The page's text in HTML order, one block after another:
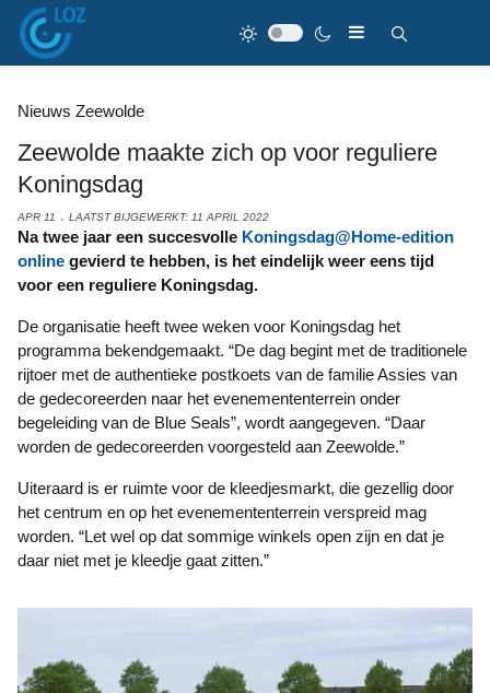
Nieuws Zeewolde
Zeewolde maakte zich op voor reguliere
Koningsdag
APR 11 LAATST BIJGEWERKT: 11 APRIL 2022
Na twee jaar een succesvolle Koningsdag@Home-edition
online gevierd te hebben, is het eindelijk weer eens tijd
voor een reguliere Koningsdag.
De organisatie heeft twee weken voor Koningsdag het
programma bekendgemaakt. “De dag begint met de traditionele
rijtoer met de authentieke postkoets van de familie Assies van
de gedecoreerden naar het evenemententerrein onder
begeleiding van de Blue Seals”, wordt aangegeven. “Daar
worden de gedecoreerden voorgesteld aan Zeewolde.”
Uiteraard is er ruimte voor de kleedjesmarkt, die gezellig door
het centrum en op het evenemententerrein verspreid mag
worden. “Let wel op dat sommige winkels open zijn en dat je
daar niet met je kleedje gaat zitten.”